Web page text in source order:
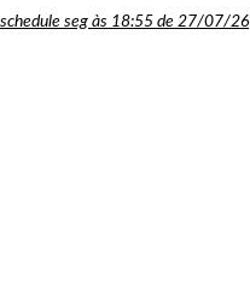
schedule seg às 18:55 de 27/07/26